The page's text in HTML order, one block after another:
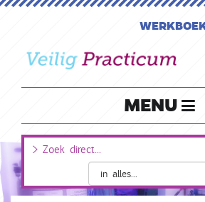
MENU